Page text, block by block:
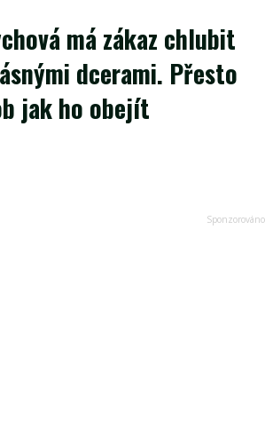
má zákaz chlubit
dcerami. Přesto
jak ho obejít